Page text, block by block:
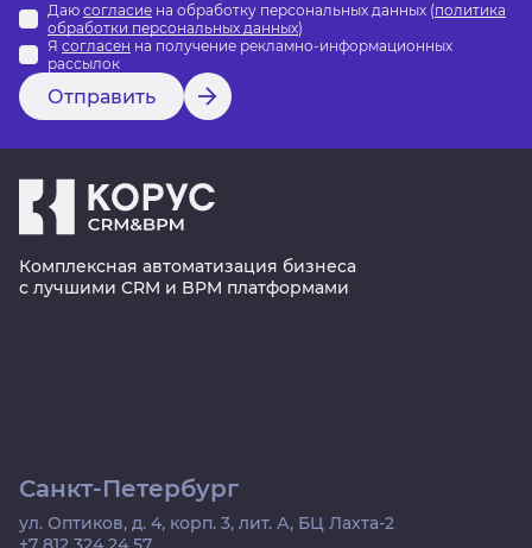
Даю согласие на обработку персональных данных (политика
обработки персональных данных)
Я согласен на получение рекламно-информационных
рассылок
Отправить
Комплексная автоматизация бизнеса
с лучшими CRM и BPM платформами
Санкт-Петербург
ул. Оптиков, д. 4, корп. 3, лит. А, БЦ Лахта-2